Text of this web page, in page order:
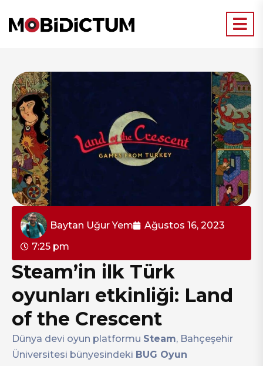
Baytan Uğur Yem
Ağustos 16, 2023
7:25 pm
Steam’in ilk Türk
oyunları etkinliği: Land
of the Crescent
Dünya devi oyun platformu Steam, Bahçeşehir
Üniversitesi bünyesindeki BUG Oyun